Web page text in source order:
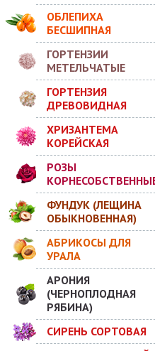
ОБЛЕПИХА
БЕСШИПНАЯ
ГОРТЕНЗИИ
МЕТЕЛЬЧАТЫЕ
ГОРТЕНЗИЯ
ДРЕВОВИДНАЯ
ХРИЗАНТЕМА
КОРЕЙСКАЯ
РОЗЫ
ФУНДУК (ЛЕЩИНА
ОБЫКНОВЕННАЯ)
АБРИКОСЫ ДЛЯ
УРАЛА
АРОНИЯ
(ЧЕРНОПЛОДНАЯ
РЯБИНА)
СИРЕНЬ СОРТОВАЯ